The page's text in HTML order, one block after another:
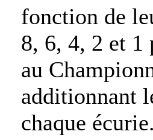
fonction de
8, 6, 4, 2 et 1
au
additionnant
chaque écurie.